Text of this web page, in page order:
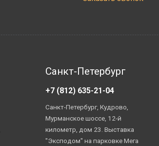
Санкт-Петербург
+7 (812) 635-21-04
Санкт-Петербург, Кудрово,
Мурманское шоссе, 12-й
километр, дом 23. Выставка
"Эксподом" на парковке Мега